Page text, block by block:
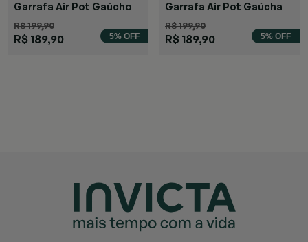
Garrafa Air Pot Gaúcho
R$ 199,90
R$ 189,90 5% OFF
Garrafa Air Pot Gaúcha
R$ 199,90
R$ 189,90 5% OFF